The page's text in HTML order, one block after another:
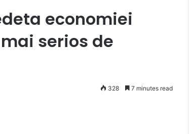
economiei
serios de
328 7 minutes read